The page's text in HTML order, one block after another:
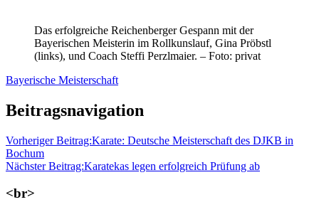
Das erfolgreiche Reichenberger Gespann mit der
Bayerischen Meisterin im Rollkunslauf, Gina Pröbstl
(links), und Coach Steffi Perzlmaier. – Foto: privat
Bayerische Meisterschaft
Beitragsnavigation
Vorheriger Beitrag:Karate: Deutsche Meisterschaft des DJKB in
Bochum
Nächster Beitrag:Karatekas legen erfolgreich Prüfung ab
<br>